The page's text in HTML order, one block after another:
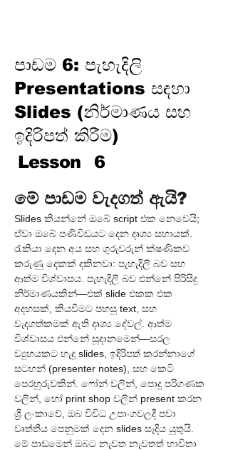
පාඩම 6: පැහැදිලි
Presentations සඳහා
Slides (නිර්මාණය සහ
ඉදිරිපත් කිරීම)
Lesson
6
මේ පාඩම වැදගත් ඇයි?
Slides කියන්නේ ඔබේ script එක නෙවෙයි;
ඒවා ඔබේ පණිවිඩයට දෙන දෘශ්‍ය සහායක්.
රැකියා දෙන අය සහ ගුරුවරුන් ක්ෂණිකව
කරුණු දෙකක් දකිනවා: පැහැදිලි බව සහ
ආත්ම විශ්වාසය. පැහැදිලි බව එන්නේ පිරිසිදු
නිර්මාණයකින්—එක් slide එකක එක
අදහසක්, කියවීමට පහසු text, සහ
වැදගත්කමක් ඇති දෘශ්‍ය දේවල්. ආත්ම
විශ්වාසය එන්නේ සූදානමෙන්—සරල
ව්‍යුහයකට හැදූ slides, ඉදිරිපත් කරන්නාගේ
සටහන් (presenter notes), සහ කෙටි
පෙරහුරුවකින්. ෆෝන් වලින්, පොදු පරිගණක
වලින්, හෝ print shop වලින් present කරන
ශ්‍රී ලංකාවේ, ඔබ විවිධ උපාංගවලදී පවා
වෘත්තීය පෙනුමක් දෙන slides සෑදිය යුතුයි.
මේ පාඩමෙන් ඔබට නැවත නැවතත් භාවිතා